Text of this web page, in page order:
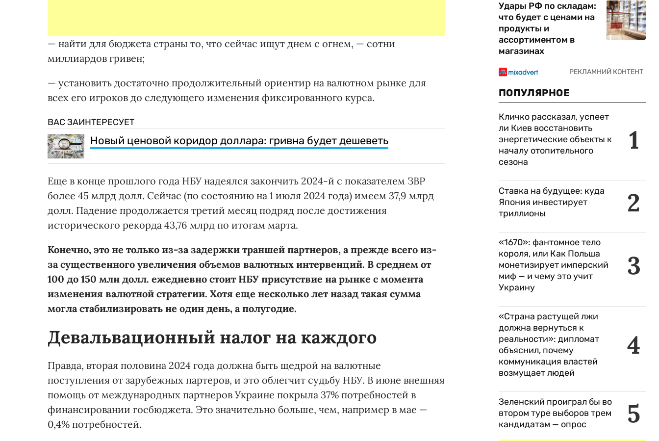
— найти для бюджета страны то, что сейчас ищут днем с огнем, — сотни
миллиардов гривен;
— установить достаточно продолжительный ориентир на валютном рынке для
всех его игроков до следующего изменения фиксированного курса.
ВАС ЗАИНТЕРЕСУЕТ
Новый ценовой коридор доллара: гривна будет дешеветь
Еще в конце прошлого года НБУ надеялся закончить 2024-й с показателем ЗВР
более 45 млрд долл. Сейчас (по состоянию на 1 июля 2024 года) имеем 37,9 млрд
долл. Падение продолжается третий месяц подряд после достижения
исторического рекорда 43,76 млрд по итогам марта.
Конечно, это не только из-за задержки траншей партнеров, а прежде всего из-
за существенного увеличения объемов валютных интервенций. В среднем от
100 до 150 млн долл. ежедневно стоит НБУ присутствие на рынке с момента
изменения валютной стратегии. Хотя еще несколько лет назад такая сумма
могла стабилизировать не один день, а полугодие.
Девальвационный налог на каждого
Правда, вторая половина 2024 года должна быть щедрой на валютные
поступления от зарубежных партеров, и это облегчит судьбу НБУ. В июне внешняя
помощь от международных партнеров Украине покрыла 37% потребностей в
финансировании госбюджета. Это значительно больше, чем, например в мае —
0,4% потребностей.
Удары РФ по складам:
что будет с ценами на
продукты и
ассортиментом в
магазинах
ПОПУЛЯРНОЕ
1
Кличко рассказал, успеет
ли Киев восстановить
энергетические объекты к
началу отопительного
сезона
2
Ставка на будущее: куда
Япония инвестирует
триллионы
3
«1670»: фантомное тело
короля, или Как Польша
монетизирует имперский
миф — и чему это учит
Украину
4
«Страна растущей лжи
должна вернуться к
реальности»: дипломат
объяснил, почему
коммуникация властей
возмущает людей
5
Зеленский проиграл бы во
втором туре выборов трем
кандидатам — опрос